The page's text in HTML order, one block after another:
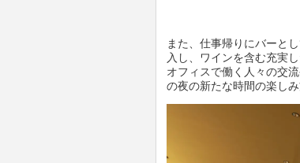
また、仕事帰りにバーと
入し、ワインを含む充実
オフィスで働く人々の交
の夜の新たな時間の楽し